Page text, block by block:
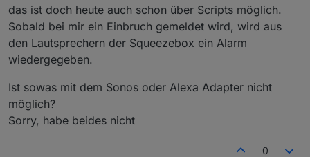
dann darüber eine Sprachausgabe bei
Veränderung ausgeben kann ist Perfekt.
@blauholsten und @Homer-J
Wäre es nicht besser das ganze etwas neutraler
zu machen ( ob das möglich ist, weis ich nicht)
könnte
das ist doch heute auch schon über Scripts möglich.
Sobald bei mir ein Einbruch gemeldet wird, wird aus
den Lautsprechern der Squeezebox ein Alarm
wiedergegeben.
Ist sowas mit dem Sonos oder Alexa Adapter nicht
möglich?
Sorry, habe beides nicht
0